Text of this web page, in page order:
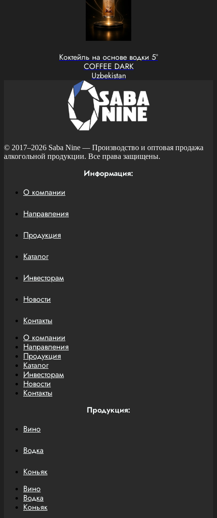
Коктейль на основе водки 5°
COFFEE DARK
Uzbekistan
© 2017–2026 Saba Nine — Производство и оптовая продажа
алкогольной продукции. Все права защищены.
Информация:
О компании
Направления
Продукция
Каталог
Инвесторам
Новости
Контакты
О компании
Направления
Продукция
Каталог
Инвесторам
Новости
Контакты
Продукция:
Вино
Водка
Коньяк
Вино
Водка
Коньяк